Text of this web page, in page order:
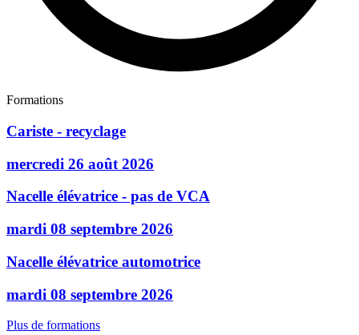
Formations
Cariste - recyclage
mercredi 26 août 2026
Nacelle élévatrice - pas de VCA
mardi 08 septembre 2026
Nacelle élévatrice automotrice
mardi 08 septembre 2026
Plus de formations